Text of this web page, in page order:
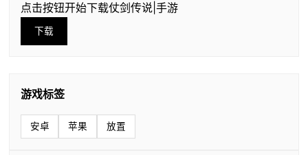
点击按钮开始下载仗剑传说|手游
下载
游戏标签
安卓 苹果 放置